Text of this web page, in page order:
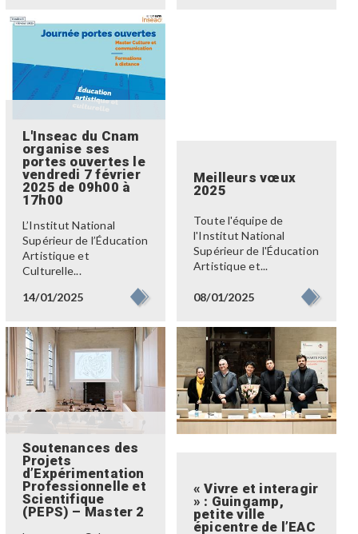
L'Inseac du Cnam
organise ses
portes ouvertes le
vendredi 7 février
2025 de 09h00 à
17h00
L’Institut National
Supérieur de l’Éducation
Artistique et
Culturelle...
14/01/2025
Meilleurs vœux
2025
Toute l'équipe de
l'Institut National
Supérieur de l'Éducation
Artistique et...
08/01/2025
Soutenances des
Projets
d’Expérimentation
Professionnelle et
Scientifique
(PEPS) – Master 2
« Vivre et interagir
» : Guingamp,
petite ville
épicentre de l’EAC